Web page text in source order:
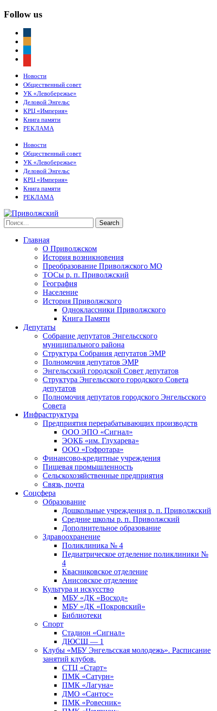
Follow us
Новости
Общественный совет
УК «Левобережье»
Деловой Энгельс
КРЦ «Империя»
Книга памяти
РЕКЛАМА
Новости
Общественный совет
УК «Левобережье»
Деловой Энгельс
КРЦ «Империя»
Книга памяти
РЕКЛАМА
Главная
О Приволжском
История возникновения
Преобразование Приволжского МО
ТОСы р. п. Приволжский
География
Население
История Приволжского
Одноклассники Приволжского
Книга Памяти
Депутаты
Собрание депутатов Энгельсского
муниципального района
Структура Собрания депутатов ЭМР
Полномочия депутатов ЭМР
Энгельсский городской Совет депутатов
Структура Энгельсского городского Совета
депутатов
Полномочия депутатов городского Энгельсского
Совета
Инфраструктура
Предприятия перерабатывающих производств
ООО ЭПО «Сигнал»
ЭОКБ «им. Глухарева»
ООО «Гофротара»
Финансово-кредитные учреждения
Пищевая промышленность
Сельскохозяйственные предприятия
Связь, почта
Соцсфера
Образование
Дошкольные учреждения р. п. Приволжский
Средние школы р. п. Приволжский
Дополнительное образование
Здравоохранение
Поликлиника № 4
Педиатрическое отделение поликлиники №
4
Квасниковское отделение
Анисовское отделение
Культура и искусство
МБУ «ДК «Восход»
МБУ «ДК «Покровский»
Библиотеки
Спорт
Стадион «Сигнал»
ДЮСШ — 1
Клубы «МБУ Энгельсская молодежь». Расписание
занятий клубов.
СТЦ «Старт»
ПМК «Сатурн»
ПМК «Лагуна»
ДМО «Сантос»
ПМК «Ровесник»